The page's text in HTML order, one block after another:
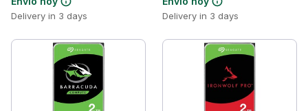
Delivery in 3 days Delivery in 3 days